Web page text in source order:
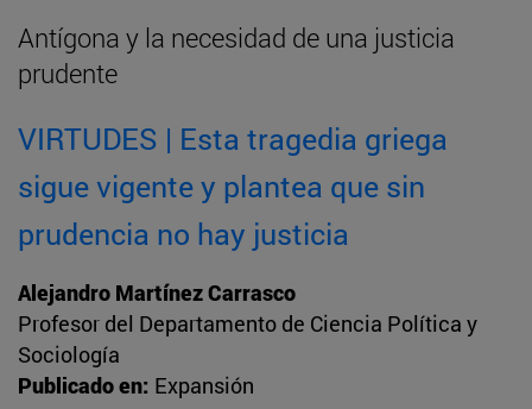
Antígona y la necesidad de una justicia
prudente
VIRTUDES | Esta tragedia griega
sigue vigente y plantea que sin
prudencia no hay justicia
Alejandro Martínez Carrasco
Profesor del Departamento de Ciencia Política y
Sociología
Publicado en: Expansión